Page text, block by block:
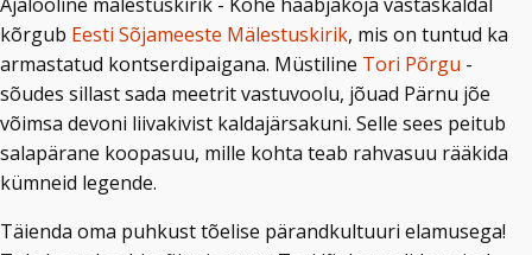
kõrgub Eesti Sõjameeste Mälestuskirik, mis on tuntud ka
armastatud kontserdipaigana. Müstiline Tori Põrgu -
sõudes sillast sada meetrit vastuvoolu, jõuad Pärnu jõe
võimsa devoni liivakivist kaldajärsakuni. Selle sees peitub
salapärane koopasuu, mille kohta teab rahvasuu rääkida
kümneid legende.
Täienda oma puhkust tõelise pärandkultuuri elamusega!